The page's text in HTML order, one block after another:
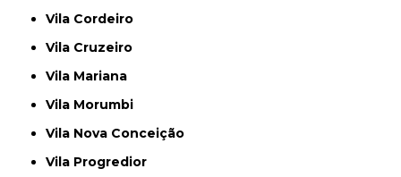
Vila Cordeiro
Vila Cruzeiro
Vila Mariana
Vila Morumbi
Vila Nova Conceição
Vila Progredior